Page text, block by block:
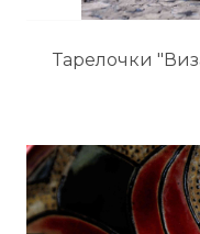
Тарелочки